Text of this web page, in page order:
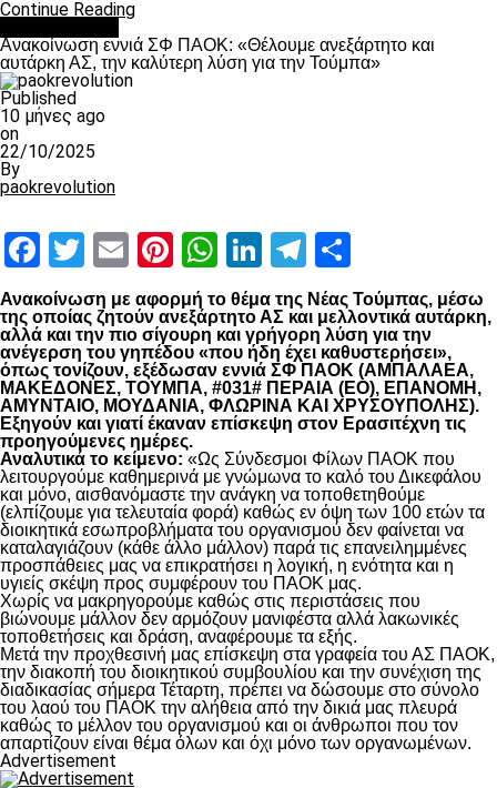
Continue Reading
Ανακοίνωση εννιά ΣΦ ΠΑΟΚ: «Θέλουμε ανεξάρτητο και
αυτάρκη ΑΣ, την καλύτερη λύση για την Τούμπα»
Published
10 μήνες ago
on
22/10/2025
By
paokrevolution
Facebook
Twitter
EmailPinterest
WhatsApp
LinkedIn
Telegram
Ανακοίνωση με αφορμή το θέμα της Νέας Τούμπας, μέσω
της οποίας ζητούν ανεξάρτητο ΑΣ και μελλοντικά αυτάρκη,
αλλά και την πιο σίγουρη και γρήγορη λύση για την
ανέγερση του γηπέδου «που ήδη έχει καθυστερήσει»,
όπως τονίζουν, εξέδωσαν εννιά ΣΦ ΠΑΟΚ (ΑΜΠΑΛΑΕΑ,
ΜΑΚΕΔΟΝΕΣ, ΤΟΥΜΠΑ, #031# ΠΕΡΑΙΑ (ΕΟ), ΕΠΑΝΟΜΗ,
ΑΜΥΝΤΑΙΟ, ΜΟΥΔΑΝΙΑ, ΦΛΩΡΙΝΑ ΚΑΙ ΧΡΥΣΟΥΠΟΛΗΣ).
Εξηγούν και γιατί έκαναν επίσκεψη στον Ερασιτέχνη τις
προηγούμενες ημέρες.
Αναλυτικά το κείμενο: «Ως Σύνδεσμοι Φίλων ΠΑΟΚ που
λειτουργούμε καθημερινά με γνώμωνα το καλό του Δικεφάλου
και μόνο, αισθανόμαστε την ανάγκη να τοποθετηθούμε
(ελπίζουμε για τελευταία φορά) καθώς εν όψη των 100 ετών τα
διοικητικά εσωπροβλήματα του οργανισμού δεν φαίνεται να
καταλαγιάζουν (κάθε άλλο μάλλον) παρά τις επανειλημμένες
προσπάθειες μας να επικρατήσει η λογική, η ενότητα και η
υγιείς σκέψη προς συμφέρουν του ΠΑΟΚ μας.
Χωρίς να μακρηγορούμε καθώς στις περιστάσεις που
βιώνουμε μάλλον δεν αρμόζουν μανιφέστα αλλά λακωνικές
τοποθετήσεις και δράση, αναφέρουμε τα εξής.
Μετά την προχθεσινή μας επίσκεψη στα γραφεία του ΑΣ ΠΑΟΚ,
την διακοπή του διοικητικού συμβουλίου και την συνέχιση της
διαδικασίας σήμερα Τέταρτη, πρέπει να δώσουμε στο σύνολο
του λαού του ΠΑΟΚ την αλήθεια από την δικιά μας πλευρά
καθώς το μέλλον του οργανισμού και οι άνθρωποι που τον
απαρτίζουν είναι θέμα όλων και όχι μόνο των οργανωμένων.
Advertisement